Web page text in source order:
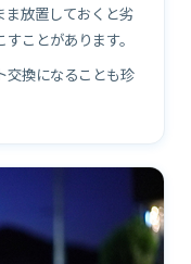
ま放置しておくと劣
ことがあります。
交換になることも珍